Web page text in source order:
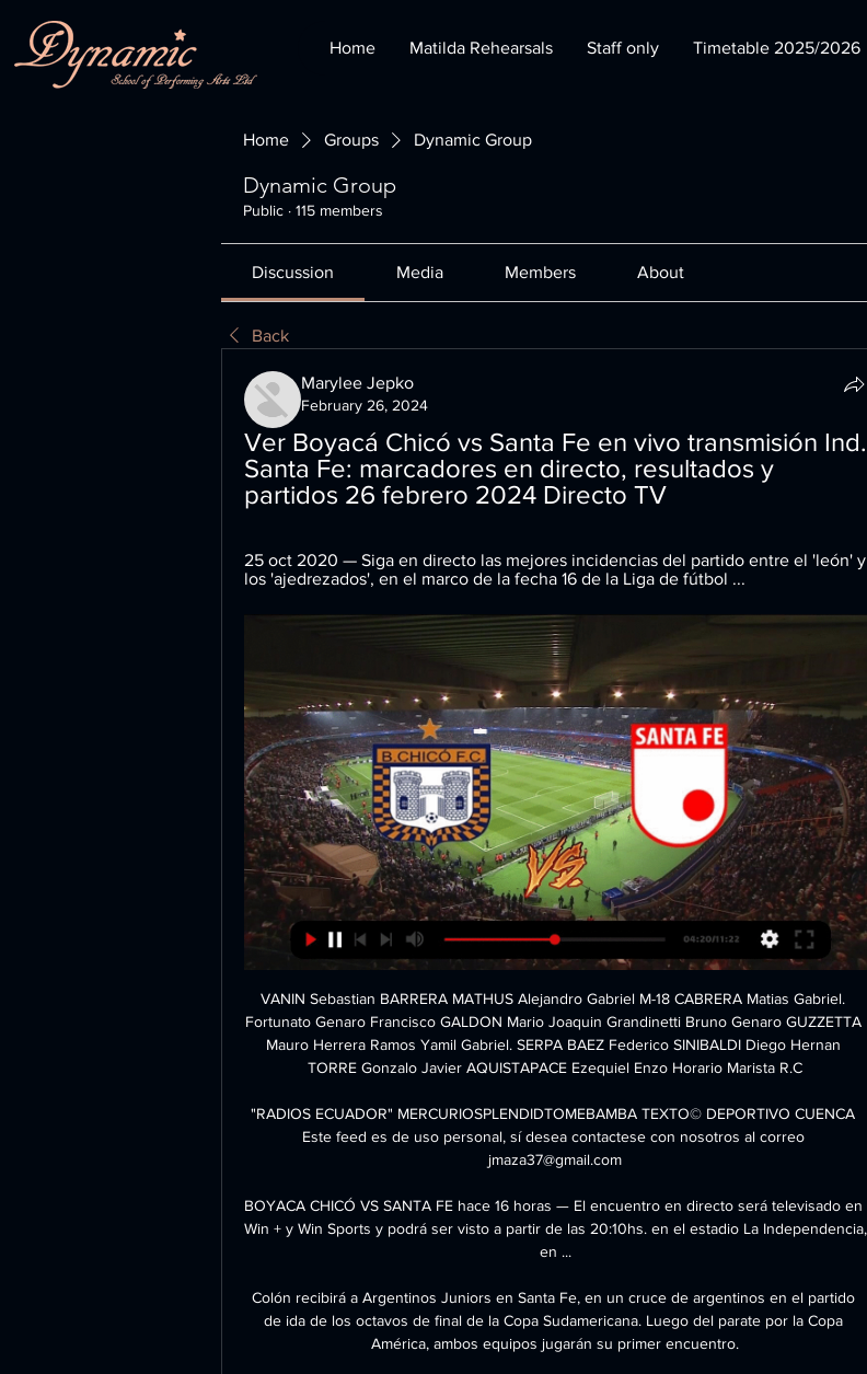
Home Matilda Rehearsals Staff only Timetable 2025/2026
Home Groups Dynamic Group
Dynamic Group
Public · 115 members
Discussion Media Members About
Back
Marylee Jepko
February 26, 2024
Ver Boyacá Chicó vs Santa Fe en vivo transmisión Ind.
Santa Fe: marcadores en directo, resultados y
partidos 26 febrero 2024 Directo TV
25 oct 2020 — Siga en directo las mejores incidencias del partido entre el 'león' y
los 'ajedrezados', en el marco de la fecha 16 de la Liga de fútbol ...
VANIN Sebastian BARRERA MATHUS Alejandro Gabriel M-18 CABRERA Matias Gabriel.
Fortunato Genaro Francisco GALDON Mario Joaquin Grandinetti Bruno Genaro GUZZETTA
Mauro Herrera Ramos Yamil Gabriel. SERPA BAEZ Federico SINIBALDI Diego Hernan
TORRE Gonzalo Javier AQUISTAPACE Ezequiel Enzo Horario Marista R.C
"RADIOS ECUADOR" MERCURIOSPLENDIDTOMEBAMBA TEXTO© DEPORTIVO CUENCA
Este feed es de uso personal, sí desea contactese con nosotros al correo
jmaza37@gmail.com
BOYACA CHICÓ VS SANTA FE hace 16 horas — El encuentro en directo será televisado en
Win + y Win Sports y podrá ser visto a partir de las 20:10hs. en el estadio La Independencia,
en ...
Colón recibirá a Argentinos Juniors en Santa Fe, en un cruce de argentinos en el partido
de ida de los octavos de final de la Copa Sudamericana. Luego del parate por la Copa
América, ambos equipos jugarán su primer encuentro.